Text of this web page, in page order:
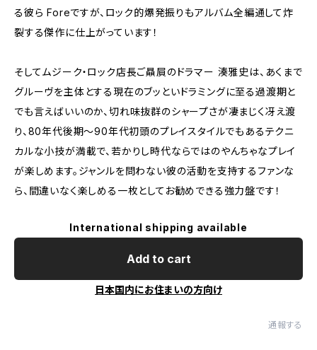
る彼ら Foreですが、ロック的爆発振りもアルバム全編通して炸
裂する傑作に仕上がっています！
そしてムジーク・ロック店長ご贔屓のドラマー 湊雅史は、あくまで
グルーヴを主体とする現在のブッといドラミングに至る過渡期と
でも言えばいいのか、切れ味抜群のシャープさが凄まじく冴え渡
り、80年代後期〜90年代初頭のプレイスタイルでもあるテクニ
カルな小技が満載で、若かりし時代ならではのやんちゃなプレイ
が楽しめます。ジャンルを問わない彼の活動を支持するファンな
ら、間違いなく楽しめる一枚としてお勧めできる強力盤です！
International shipping available
Add to cart
日本国内にお住まいの方向け
通報する